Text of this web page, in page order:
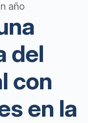
año
del
con
en la